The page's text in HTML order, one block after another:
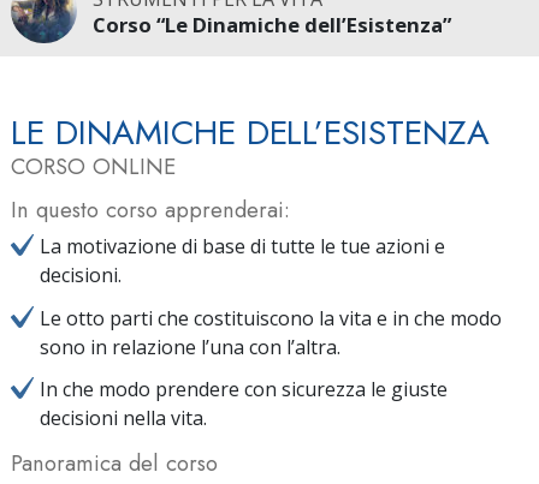
Corso “Le Dinamiche dell’Esistenza”
LE DINAMICHE DELL’ESISTENZA
CORSO ONLINE
In questo corso apprenderai:
La motivazione di base di tutte le tue azioni e
decisioni.
Le otto parti che costituiscono la vita e in che modo
sono in relazione l’una con l’altra.
In che modo prendere con sicurezza le giuste
decisioni nella vita.
Panoramica del corso